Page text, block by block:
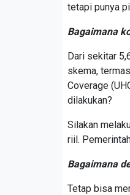
tetapi punya
Bagaimana
Dari sekitar
skema,
Coverage
dilakukan?
Silakan
riil.
Bagaimana
Tetap bisa